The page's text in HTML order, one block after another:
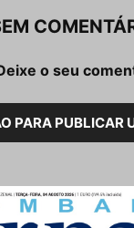
o seu
PARA PUBLICAR